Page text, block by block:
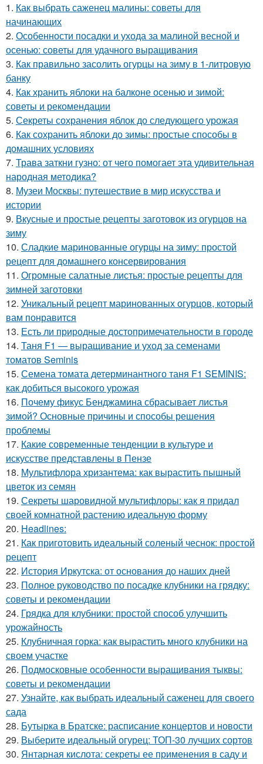
1. Как выбрать саженец малины: советы для
начинающих
2. Особенности посадки и ухода за малиной весной и
осенью: советы для удачного выращивания
3. Как правильно засолить огурцы на зиму в 1-литровую
банку
4. Как хранить яблоки на балконе осенью и зимой:
советы и рекомендации
5. Секреты сохранения яблок до следующего урожая
6. Как сохранить яблоки до зимы: простые способы в
домашних условиях
7. Трава заткни гузно: от чего помогает эта удивительная
народная методика?
8. Музеи Москвы: путешествие в мир искусства и
истории
9. Вкусные и простые рецепты заготовок из огурцов на
зиму
10. Сладкие маринованные огурцы на зиму: простой
рецепт для домашнего консервирования
11. Огромные салатные листья: простые рецепты для
зимней заготовки
12. Уникальный рецепт маринованных огурцов, который
вам понравится
13. Есть ли природные достопримечательности в городе
14. Таня F1 — выращивание и уход за семенами
томатов Seminis
15. Семена томата детерминантного таня F1 SEMINIS:
как добиться высокого урожая
16. Почему фикус Бенджамина сбрасывает листья
зимой? Основные причины и способы решения
проблемы
17. Какие современные тенденции в культуре и
искусстве представлены в Пензе
18. Мультифлора хризантема: как вырастить пышный
цветок из семян
19. Секреты шаровидной мультифлоры: как я придал
своей комнатной растению идеальную форму
20. Headlines:
21. Как приготовить идеальный соленый чеснок: простой
рецепт
22. История Иркутска: от основания до наших дней
23. Полное руководство по посадке клубники на грядку:
советы и рекомендации
24. Грядка для клубники: простой способ улучшить
урожайность
25. Клубничная горка: как вырастить много клубники на
своем участке
26. Подмосковные особенности выращивания тыквы:
советы и рекомендации
27. Узнайте, как выбрать идеальный саженец для своего
сада
28. Бутырка в Братске: расписание концертов и новости
29. Выберите идеальный огурец: ТОП-30 лучших сортов
30. Янтарная кислота: секреты ее применения в саду и